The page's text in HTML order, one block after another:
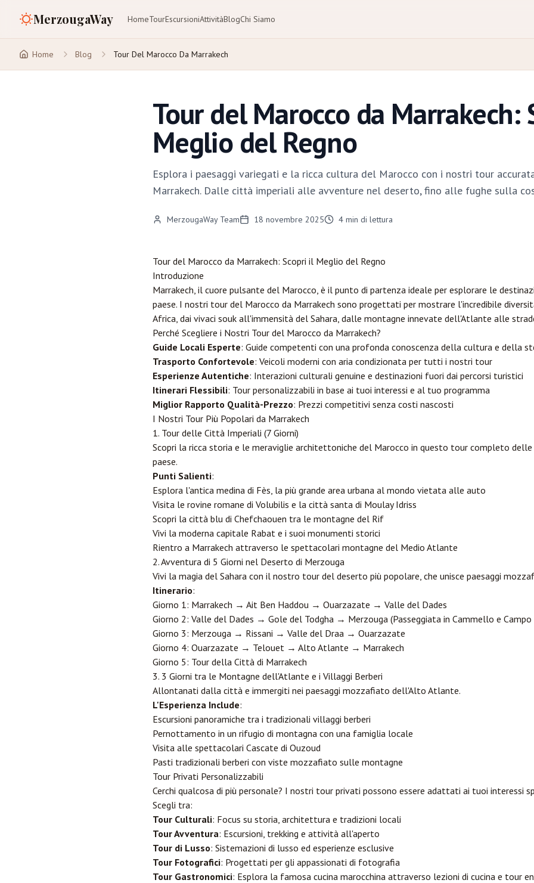
MerzougaWay HomeTourEscursioniAttivitàBlogChi Siamo
Home Blog Tour Del Marocco Da Marrakech
Tour del Marocco da Marrakech:
Meglio del Regno
Esplora i paesaggi variegati e la ricca cultura del Marocco con i nostri tour
Marrakech. Dalle città imperiali alle avventure nel deserto, fino alle fughe sulla
MerzougaWay Team 18 novembre 2025 4 min di lettura
Tour del Marocco da Marrakech: Scopri il Meglio del Regno
Introduzione
Marrakech, il cuore pulsante del Marocco, è il punto di partenza ideale per esplorare le
paese. I nostri tour del Marocco da Marrakech sono progettati per mostrare l'incredibile
Africa, dai vivaci souk all'immensità del Sahara, dalle montagne innevate dell'Atlante alle
Perché Scegliere i Nostri Tour del Marocco da Marrakech?
Guide Locali Esperte: Guide competenti con una profonda conoscenza della cultura e della
Trasporto Confortevole: Veicoli moderni con aria condizionata per tutti i nostri tour
Esperienze Autentiche: Interazioni culturali genuine e destinazioni fuori dai percorsi turistici
Itinerari Flessibili: Tour personalizzabili in base ai tuoi interessi e al tuo programma
Miglior Rapporto Qualità-Prezzo: Prezzi competitivi senza costi nascosti
I Nostri Tour Più Popolari da Marrakech
1. Tour delle Città Imperiali (7 Giorni)
Scopri la ricca storia e le meraviglie architettoniche del Marocco in questo tour completo
paese.
Punti Salienti:
Esplora l'antica medina di Fès, la più grande area urbana al mondo vietata alle auto
Visita le rovine romane di Volubilis e la città santa di Moulay Idriss
Scopri la città blu di Chefchaouen tra le montagne del Rif
Vivi la moderna capitale Rabat e i suoi monumenti storici
Rientro a Marrakech attraverso le spettacolari montagne del Medio Atlante
2. Avventura di 5 Giorni nel Deserto di Merzouga
Vivi la magia del Sahara con il nostro tour del deserto più popolare, che unisce paesaggi
Itinerario:
Giorno 1: Marrakech → Ait Ben Haddou → Ouarzazate → Valle del Dades
Giorno 2: Valle del Dades → Gole del Todgha → Merzouga (Passeggiata in Cammello e Campo
Giorno 3: Merzouga → Rissani → Valle del Draa → Ouarzazate
Giorno 4: Ouarzazate → Telouet → Alto Atlante → Marrakech
Giorno 5: Tour della Città di Marrakech
3. 3 Giorni tra le Montagne dell'Atlante e i Villaggi Berberi
Allontanati dalla città e immergiti nei paesaggi mozzafiato dell'Alto Atlante.
L'Esperienza Include:
Escursioni panoramiche tra i tradizionali villaggi berberi
Pernottamento in un rifugio di montagna con una famiglia locale
Visita alle spettacolari Cascate di Ouzoud
Pasti tradizionali berberi con viste mozzafiato sulle montagne
Tour Privati Personalizzabili
Cerchi qualcosa di più personale? I nostri tour privati possono essere adattati ai tuoi interessi
Scegli tra:
Tour Culturali: Focus su storia, architettura e tradizioni locali
Tour Avventura: Escursioni, trekking e attività all'aperto
Tour di Lusso: Sistemazioni di lusso ed esperienze esclusive
Tour Fotografici: Progettati per gli appassionati di fotografia
Tour Gastronomici: Esplora la famosa cucina marocchina attraverso lezioni di cucina e tour